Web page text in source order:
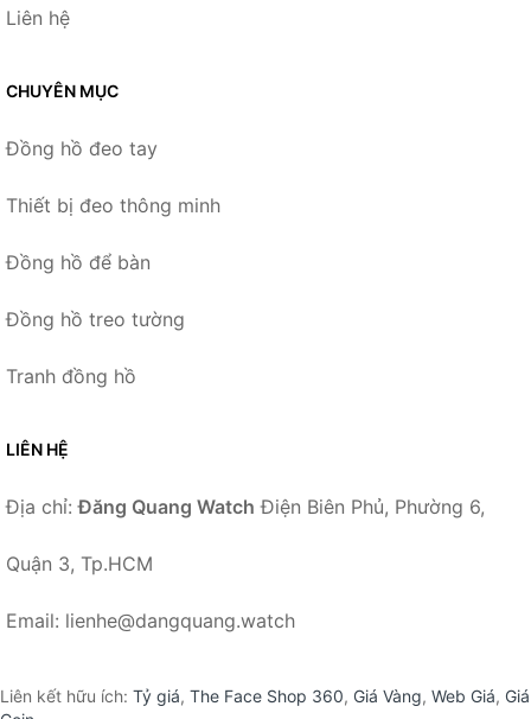
Liên hệ
CHUYÊN MỤC
Đồng hồ đeo tay
Thiết bị đeo thông minh
Đồng hồ để bàn
Đồng hồ treo tường
Tranh đồng hồ
LIÊN HỆ
Địa chỉ:Đăng Quang Watch Điện Biên Phủ, Phường 6,
Quận 3, Tp.HCM
Email: lienhe@dangquang.watch
Liên kết hữu ích: Tỷ giá, The Face Shop 360, Giá Vàng, Web Giá, Giá